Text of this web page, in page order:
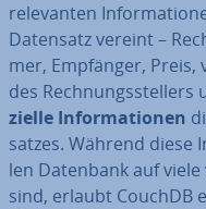
re­le­van­ten
Datensatz vereint –
mer, Empfänger,
des Rech­nungs­stel­lers
zi­el­le In­for­ma­tio­nen
sat­zes. Während
len Datenbank auf
sind, erlaubt CouchDB